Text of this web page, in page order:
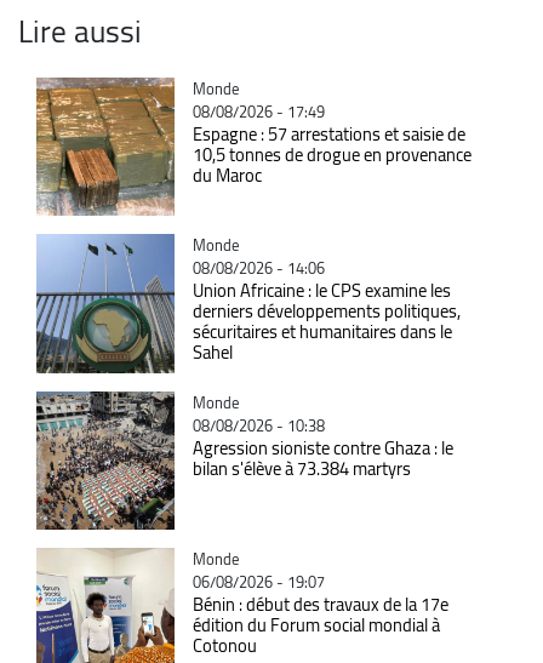
Lire aussi
Catégorie
Monde
08/08/2026 - 17:49
Espagne : 57 arrestations et saisie de
10,5 tonnes de drogue en provenance
du Maroc
Catégorie
Monde
08/08/2026 - 14:06
Union Africaine : le CPS examine les
derniers développements politiques,
sécuritaires et humanitaires dans le
Sahel
Catégorie
Monde
08/08/2026 - 10:38
Agression sioniste contre Ghaza : le
bilan s'élève à 73.384 martyrs
Catégorie
Monde
06/08/2026 - 19:07
Bénin : début des travaux de la 17e
édition du Forum social mondial à
Cotonou